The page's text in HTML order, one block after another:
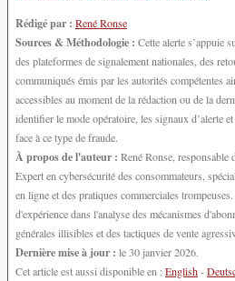
Rédigé par : René Ronse
Sources & Méthodologie : Cette alerte s’appuie
des plateformes de signalement nationales, des
communiqués émis par les autorités compétentes
accessibles au moment de la rédaction ou de la
identifier le mode opératoire, les signaux d’alerte
face à ce type de fraude.
À propos de l'auteur : René Ronse,
Expert en cybersécurité des consommateurs,
en ligne et des pratiques commerciales
d'expérience dans l'analyse des mécanismes
générales illisibles et des tactiques de vente
Dernière mise à jour : le 30 janvier 2026.
Cet article est aussi disponible en :English-